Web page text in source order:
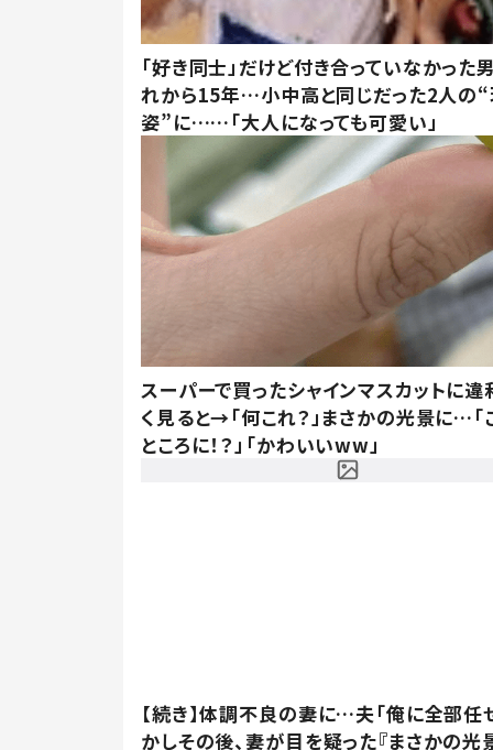
「好き同士」だけど付き合っていなかった
れから15年…小中高と同じだった2人の
姿”に……「大人になっても可愛い」
スーパーで買ったシャインマスカットに違
く見ると→「何これ？」まさかの光景に…「
ところに！？」「かわいいww」
【続き】体調不良の妻に…夫「俺に全部任
かしその後、妻が目を疑った『まさかの光